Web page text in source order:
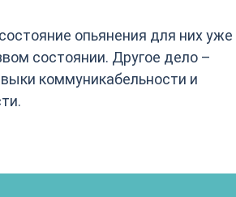
опьянения для них уже
состоянии. Другое дело –
коммуникабельности и